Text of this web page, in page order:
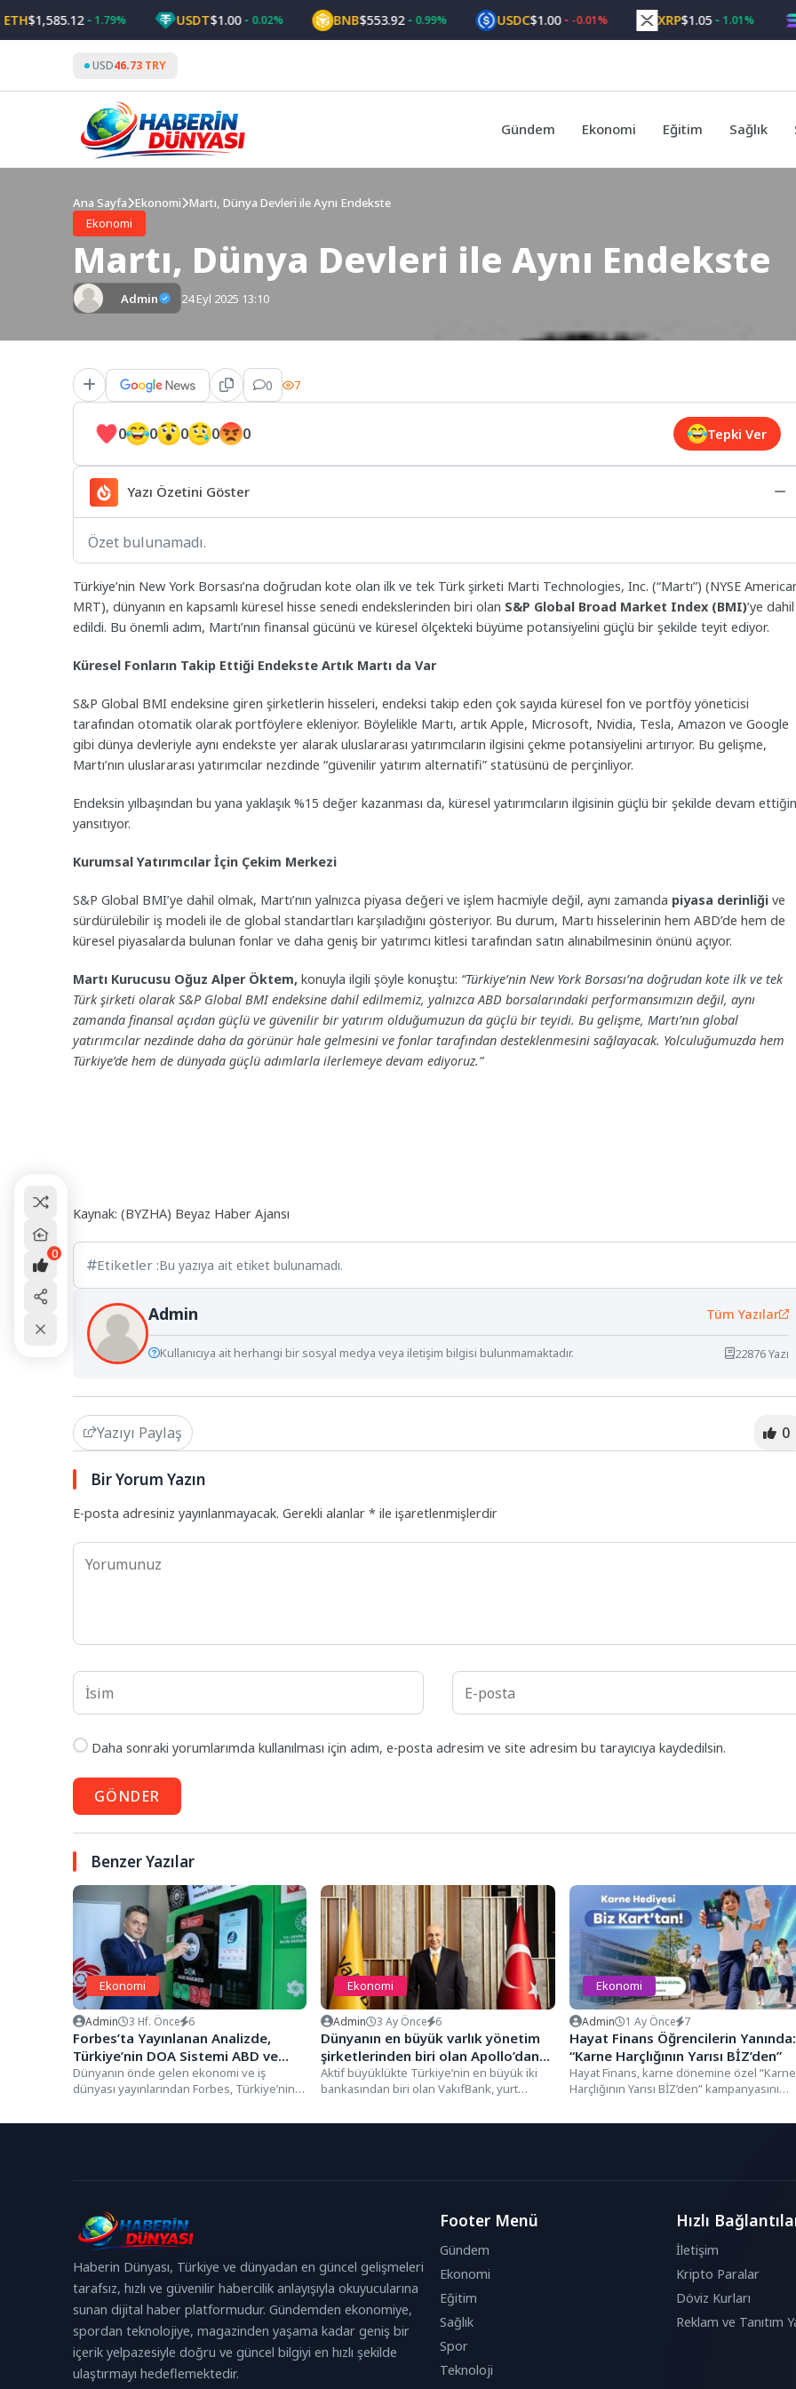
to
1.79% USDT$1.00 0.02% BNB$553.92 0.99% USDC$1.00 -0.01% XRP$1.05 1.01% SOL
USD46.73 TRY
Gündem Ekonomi Eğitim Sağlık
Ana Sayfa Ekonomi Martı, Dünya Devleri ile Aynı Endekste
Ekonomi
Martı, Dünya Devleri ile Aynı Endekste
Admin 24 Eyl 2025 13:10
0 7
0 0 0 0 0 Tepki Ver
Yazı Özetini Göster
Özet bulunamadı.
Türkiye’nin New York Borsası’na doğrudan kote olan ilk ve tek Türk şirketi Marti Technologies, Inc. (“Martı”) (NYSE
MRT), dünyanın en kapsamlı küresel hisse senedi endekslerinden biri olan S&P Global Broad Market Index (BMI)’ye dahil
edildi. Bu önemli adım, Martı’nın finansal gücünü ve küresel ölçekteki büyüme potansiyelini güçlü bir şekilde teyit ediyor.
Küresel Fonların Takip Ettiği Endekste Artık Martı da Var
S&P Global BMI endeksine giren şirketlerin hisseleri, endeksi takip eden çok sayıda küresel fon ve portföy yöneticisi
tarafından otomatik olarak portföylere ekleniyor. Böylelikle Martı, artık Apple, Microsoft, Nvidia, Tesla, Amazon ve Google
gibi dünya devleriyle aynı endekste yer alarak uluslararası yatırımcıların ilgisini çekme potansiyelini artırıyor. Bu gelişme,
Martı’nın uluslararası yatırımcılar nezdinde “güvenilir yatırım alternatifi” statüsünü de perçinliyor.
Endeksin yılbaşından bu yana yaklaşık %15 değer kazanması da, küresel yatırımcıların ilgisinin güçlü bir şekilde devam
yansıtıyor.
Kurumsal Yatırımcılar İçin Çekim Merkezi
S&P Global BMI’ye dahil olmak, Martı’nın yalnızca piyasa değeri ve işlem hacmiyle değil, aynı zamanda piyasa derinliği ve
sürdürülebilir iş modeli ile de global standartları karşıladığını gösteriyor. Bu durum, Martı hisselerinin hem ABD’de hem de
küresel piyasalarda bulunan fonlar ve daha geniş bir yatırımcı kitlesi tarafından satın alınabilmesinin önünü açıyor.
Martı Kurucusu Oğuz Alper Öktem, konuyla ilgili şöyle konuştu: “Türkiye’nin New York Borsası’na doğrudan kote ilk ve tek
Türk şirketi olarak S&P Global BMI endeksine dahil edilmemiz, yalnızca ABD borsalarındaki performansımızın değil, aynı
zamanda finansal açıdan güçlü ve güvenilir bir yatırım olduğumuzun da güçlü bir teyidi. Bu gelişme, Martı’nın global
yatırımcılar nezdinde daha da görünür hale gelmesini ve fonlar tarafından desteklenmesini sağlayacak. Yolculuğumuzda hem
Türkiye’de hem de dünyada güçlü adımlarla ilerlemeye devam ediyoruz.”
Kaynak: (BYZHA) Beyaz Haber Ajansı
Etiketler :Bu yazıya ait etiket bulunamadı.
Admin Tüm Yazılar
Kullanıcıya ait herhangi bir sosyal medya veya iletişim bilgisi bulunmamaktadır. 22876 Yazı
Yazıyı Paylaş 0
Bir Yorum Yazın
E-posta adresiniz yayınlanmayacak. Gerekli alanlar * ile işaretlenmişlerdir
Daha sonraki yorumlarımda kullanılması için adım, e-posta adresim ve site adresim bu tarayıcıya kaydedilsin.
GÖNDER
Benzer Yazılar
Ekonomi
Admin 3 Hf. Önce 6
Forbes’ta Yayınlanan Analizde,
Türkiye’nin DOA Sistemi ABD ve
Batılı Ülkelere Örnek Gösterildi
Dünyanın önde gelen ekonomi ve iş
dünyası yayınlarından Forbes, Türkiye’nin
Sistemi’nin...
Ekonomi
Admin 3 Ay Önce 6
Dünyanın en büyük varlık yönetim
şirketlerinden biri olan Apollo’dan
VakıfBank’a 1,3 milyar dolar taze
yurt dışı kaynak
Aktif büyüklükte Türkiye’nin en büyük iki
bankasından biri olan VakıfBank, yurt
Ekonomi
Admin 1 Ay Önce 7
Hayat Finans Öğrencilerin Yanında:
“Karne Harçlığının Yarısı BİZ’den”
Hayat Finans, karne dönemine özel “Karne
Harçlığının Yarısı BİZ’den” kampanyasını
Haberin Dünyası, Türkiye ve dünyadan en güncel gelişmeleri
tarafsız, hızlı ve güvenilir habercilik anlayışıyla okuyucularına
sunan dijital haber platformudur. Gündemden ekonomiye,
spordan teknolojiye, magazinden yaşama kadar geniş bir
içerik yelpazesiyle doğru ve güncel bilgiyi en hızlı şekilde
ulaştırmayı hedeflemektedir.
Footer Menü
Gündem
Ekonomi
Eğitim
Sağlık
Spor
Teknoloji
Hızlı
İletişim
Kripto Paralar
Döviz Kurları
Reklam ve Tanıtım
0